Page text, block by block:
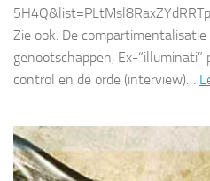
Zie ook: De
genootschappen, Ex-“illuminati”
control en de orde (interview)…